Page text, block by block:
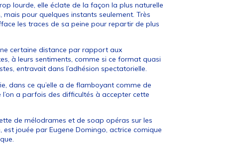
lourde, elle éclate de la façon la plus naturelle
pour quelques instants seulement. Très
les traces de sa peine pour repartir de plus
certaine distance par rapport aux
à leurs sentiments, comme si ce format quasi
entravait dans l’adhésion spectatorielle.
dans ce qu’elle a de flamboyant comme de
a parfois des difficultés à accepter cette
de mélodrames et de soap opéras sur les
est jouée par Eugene Domingo, actrice comique